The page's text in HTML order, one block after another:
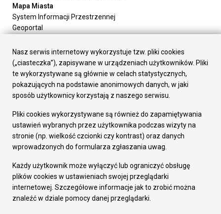
Mapa Miasta
System Informacji Przestrzennej
Geoportal
Załatw sprawę
Prezydent Miasta
Rada Miasta
Wydziały
Elektroniczna Skrzynka Podawcza
Gospodarka
Fundusze europejskie
Środki krajowe
Oferty inwestycyjne
Pozostałe
Deklaracja dostępności
Dane osobowe
Dodaj opinię o witrynie
Nasz serwis internetowy wykorzystuje tzw. pliki cookies
(„ciasteczka”), zapisywane w urządzeniach użytkowników. Pliki
te wykorzystywane są głównie w celach statystycznych,
pokazujących na podstawie anonimowych danych, w jaki
sposób użytkownicy korzystają z naszego serwisu.
Pliki cookies wykorzystywane są również do zapamiętywania
ustawień wybranych przez użytkownika podczas wizyty na
stronie (np. wielkość czcionki czy kontrast) oraz danych
wprowadzonych do formularza zgłaszania uwag.
Każdy użytkownik może wyłączyć lub ograniczyć obsługę
plików cookies w ustawieniach swojej przeglądarki
internetowej. Szczegółowe informacje jak to zrobić można
znaleźć w dziale pomocy danej przeglądarki.